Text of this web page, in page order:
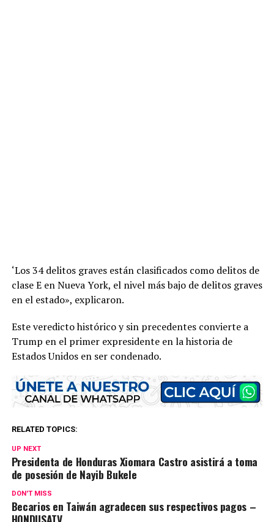
‘Los 34 delitos graves están clasificados como delitos de
clase E en Nueva York, el nivel más bajo de delitos graves
en el estado», explicaron.
Este veredicto histórico y sin precedentes convierte a
Trump en el primer expresidente en la historia de
Estados Unidos en ser condenado.
RELATED TOPICS:
UP NEXT
Presidenta de Honduras Xiomara Castro asistirá a toma
de posesión de Nayib Bukele
DON'T MISS
Becarios en Taiwán agradecen sus respectivos pagos –
HONDUSATV